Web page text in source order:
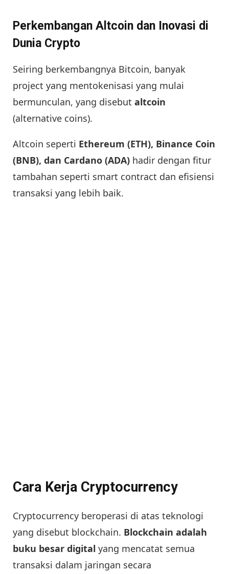
Perkembangan Altcoin dan Inovasi di
Dunia Crypto
Seiring berkembangnya Bitcoin, banyak
project yang mentokenisasi yang mulai
bermunculan, yang disebut altcoin
(alternative coins).
Altcoin seperti Ethereum (ETH), Binance Coin
(BNB), dan Cardano (ADA) hadir dengan fitur
tambahan seperti smart contract dan efisiensi
transaksi yang lebih baik.
Cara Kerja Cryptocurrency
Cryptocurrency beroperasi di atas teknologi
yang disebut blockchain. Blockchain adalah
buku besar digital yang mencatat semua
transaksi dalam jaringan secara